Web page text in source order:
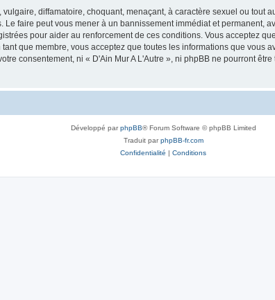
diffamatoire, choquant, menaçant, à caractère sexuel ou tout
faire peut vous mener à un bannissement immédiat et permanent,
pour aider au renforcement de ces conditions. Vous acceptez
que membre, vous acceptez que toutes les informations que vous
consentement, ni « D'Ain Mur A L'Autre », ni phpBB ne pourront
Développé parphpBB® Forum Software © phpBB Limited
Traduit parphpBB-fr.com
Confidentialité | Conditions